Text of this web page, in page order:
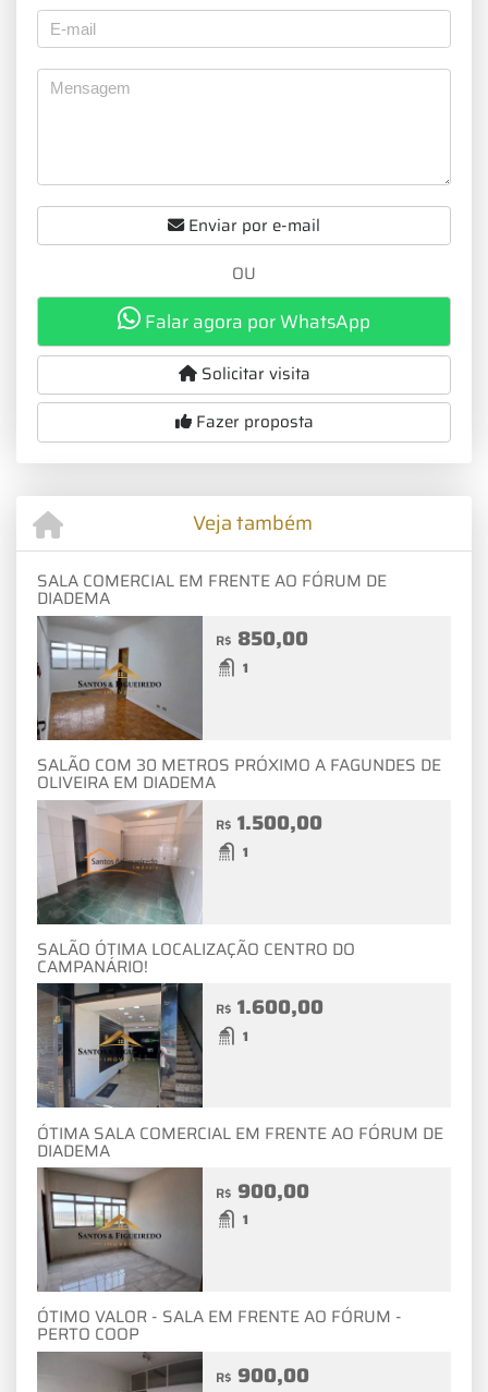
Enviar por e-mail
OU
Falar agora por WhatsApp
Solicitar visita
Fazer proposta
Veja também
SALA COMERCIAL EM FRENTE AO FÓRUM DE
DIADEMA
R$ 850,00
1
SALÃO COM 30 METROS PRÓXIMO A FAGUNDES DE
OLIVEIRA EM DIADEMA
R$ 1.500,00
1
SALÃO ÓTIMA LOCALIZAÇÃO CENTRO DO
CAMPANÁRIO!
R$ 1.600,00
1
ÓTIMA SALA COMERCIAL EM FRENTE AO FÓRUM DE
DIADEMA
R$ 900,00
1
ÓTIMO VALOR - SALA EM FRENTE AO FÓRUM -
PERTO COOP
R$ 900,00